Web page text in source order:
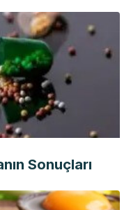
Sonuçları